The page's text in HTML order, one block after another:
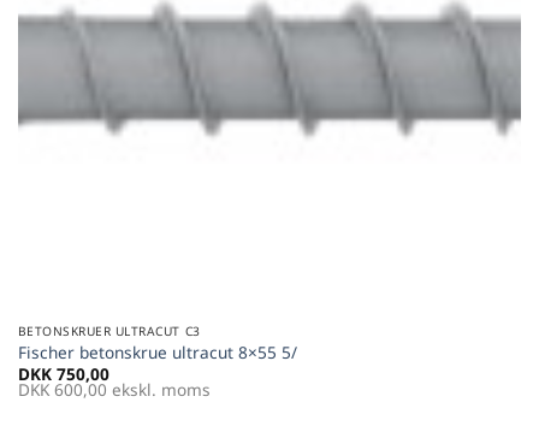
BETONSKRUER ULTRACUT C3
Fischer betonskrue ultracut 8×55 5/
DKK 750,00
DKK 600,00 ekskl. moms